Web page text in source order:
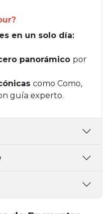
en un solo día:
panorámico por
como Como,
guía experto.